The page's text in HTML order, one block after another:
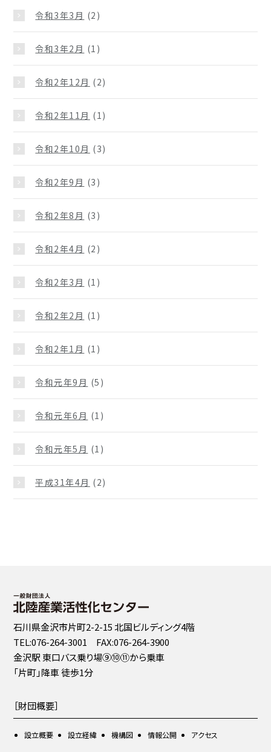
令和3年3月 (2)
令和3年2月 (1)
令和2年12月 (2)
令和2年11月 (1)
令和2年10月 (3)
令和2年9月 (3)
令和2年8月 (3)
令和2年4月 (2)
令和2年3月 (1)
令和2年2月 (1)
令和2年1月 (1)
令和元年9月 (5)
令和元年6月 (1)
令和元年5月 (1)
平成31年4月 (2)
石川県金沢市片町2-2-15 北国ビルディング4階
TEL:076-264-3001 FAX:076-264-3900
金沢駅 東口バス乗り場⑨⑩⑪から乗車
「片町」降車 徒歩1分
［財団概要］
設立概要 設立経緯 機構図 情報公開 アクセス